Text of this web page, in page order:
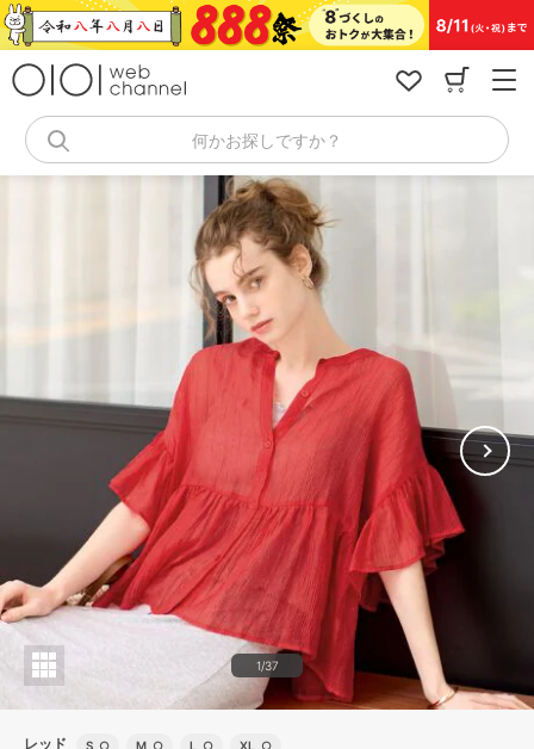
コ
ン
キ
何かお探しですか？
1/37
レッド S ○ M ○ L ○ XL ○